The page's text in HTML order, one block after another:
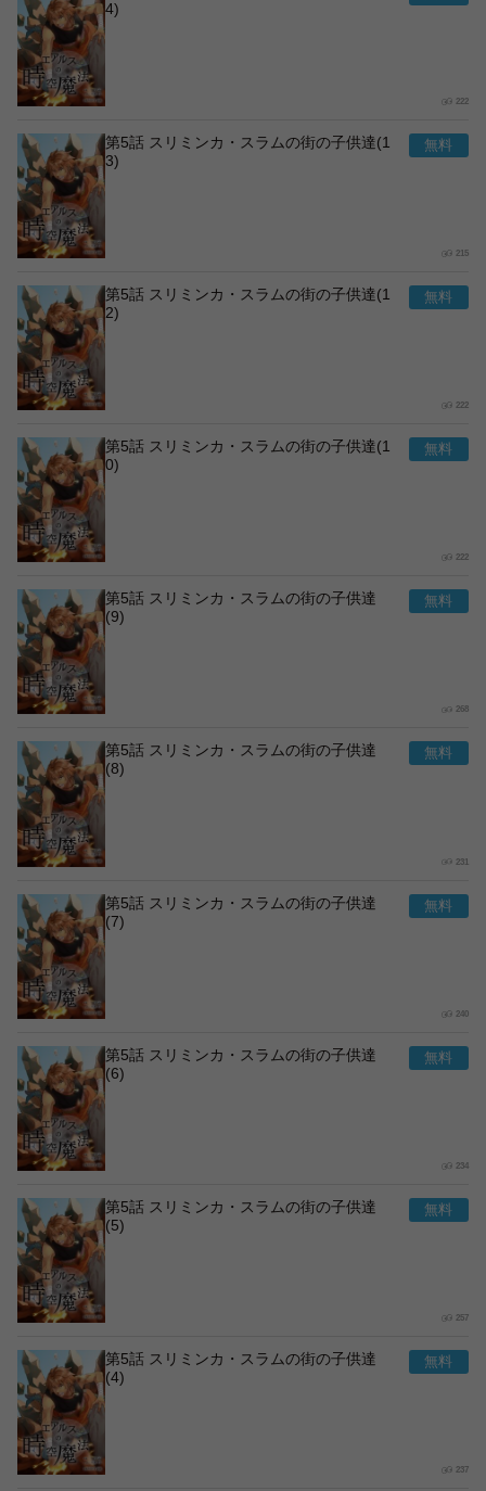
4)
222
第5話 スリミンカ・スラムの街の子供達(1
3)
215
第5話 スリミンカ・スラムの街の子供達(1
2)
222
第5話 スリミンカ・スラムの街の子供達(1
0)
222
第5話 スリミンカ・スラムの街の子供達
(9)
268
第5話 スリミンカ・スラムの街の子供達
(8)
231
第5話 スリミンカ・スラムの街の子供達
(7)
240
第5話 スリミンカ・スラムの街の子供達
(6)
234
第5話 スリミンカ・スラムの街の子供達
(5)
257
第5話 スリミンカ・スラムの街の子供達
(4)
237